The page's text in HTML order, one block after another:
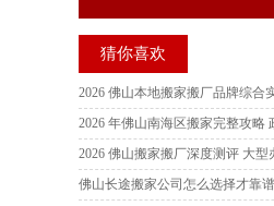
猜你喜欢